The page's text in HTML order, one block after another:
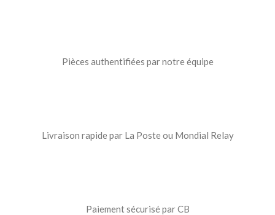
Pièces authentifiées par notre équipe
Livraison rapide par La Poste ou Mondial Relay
Paiement sécurisé par CB